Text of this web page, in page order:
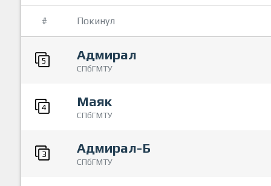
# Покинул
5 Адмирал
СПбГМТУ
4 Маяк
СПбГМТУ
3 Адмирал-Б
СПбГМТУ